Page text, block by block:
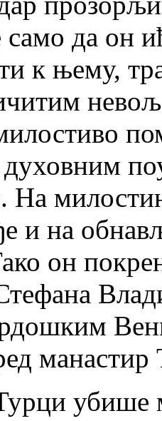
да он
к њему,
На
и на
он
убише